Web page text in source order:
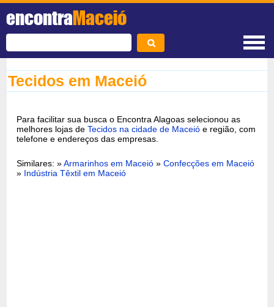
encontraMaceió
Tecidos em Maceió
Para facilitar sua busca o Encontra Alagoas selecionou as
melhores lojas deTecidos na cidade de Maceió e região, com
telefone e endereços das empresas.
Similares: »Armarinhos em Maceió »Confecções em Maceió
» Indústria Têxtil em Maceió